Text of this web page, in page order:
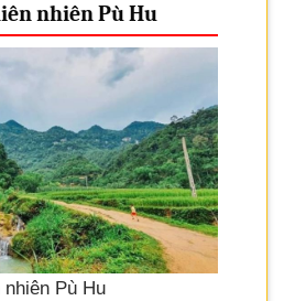
nhiên Pù Hu
nhiên Pù Hu